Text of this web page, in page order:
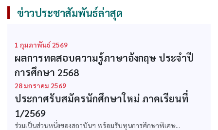
หลักสูตรปรัชญาดุษฎี
บัณฑิต สาขาวิชาการ
ก.พ. รับรองคุณวุฒิ
บัณฑิต สาขาวิชา
บริหารธุรกิจ
หลักสูตรบริหารธุรกิจ
มหาบัณฑิต สาขาวิชา
ก.พ. รับรองคุณวุฒิ
หลักสูตรบริหารธุรกิจ
บัณฑิต สาขาวิชา
คอมพิวเตอร์ธุรกิจ
หลักสูตรรัฐประศาสน
ข่าวประชาสัมพันธ์ล่าสุด
1 กุมภาพันธ์ 2569
ผลการทดสอบความรู้ภาษาอังกฤษ ประจำปี
การศึกษา 2568
28 มกราคม 2569
ประกาศรับสมัครนักศึกษาใหม่ ภาคเรียนที่
1/2569
ร่วมเป็นส่วนหนึ่งของสถาบันฯ พร้อมรับทุนการศึกษาพิเศษ...